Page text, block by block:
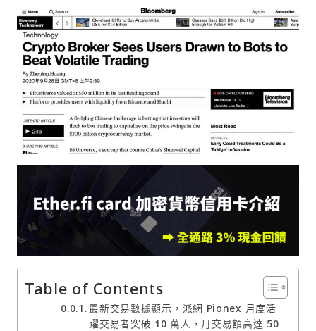
Table of Contents
最新交易數據顯示，派網 Pionex 月度活
躍交易者突破 10 萬人，月交易額高達 50